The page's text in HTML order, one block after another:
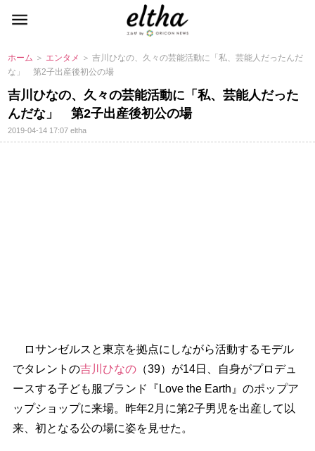
ホーム ＞ エンタメ ＞ 吉川ひなの、久々の芸能活動に「私、芸能人だったんだ
な」 第2子出産後初公の場
吉川ひなの、久々の芸能活動に「私、芸能人だった
んだな」 第2子出産後初公の場
2019-04-14 17:07eltha
ロサンゼルスと東京を拠点にしながら活動するモデル
でタレントの吉川ひなの（39）が14日、自身がプロデュ
ースする子ども服ブランド『Love the Earth』のポップア
ップショップに来場。昨年2月に第2子男児を出産して以
来、初となる公の場に姿を見せた。